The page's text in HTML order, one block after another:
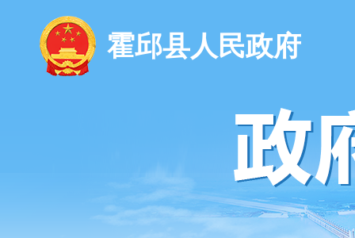
霍邱县人民政府